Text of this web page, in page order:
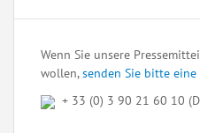
Wenn Sie unsere
wollen,senden Sie bitte
+ 33 (0) 3 90 21 60 10